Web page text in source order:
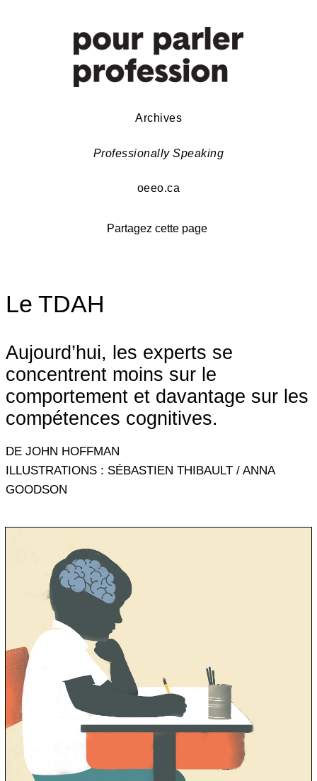
Archives
Professionally Speaking
oeeo.ca
Partagez cette page
Le TDAH
Aujourd’hui, les experts se
concentrent moins sur le
comportement et davantage sur les
compétences cognitives.
DE JOHN HOFFMAN
ILLUSTRATIONS : SÉBASTIEN THIBAULT / ANNA
GOODSON